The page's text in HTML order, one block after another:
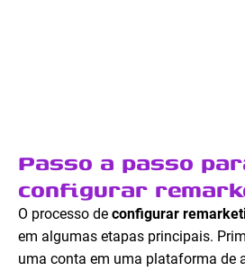
Passo a passo
configurar
O processo de configurar
em algumas etapas principais.
uma conta em uma plataforma de